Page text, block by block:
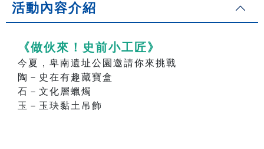
活動內容介紹
《做伙來！史前小工匠》
今夏，卑南遺址公園邀請你來挑戰
陶－史在有趣藏寶盒
石－文化層蠟燭
玉－玉玦黏土吊飾